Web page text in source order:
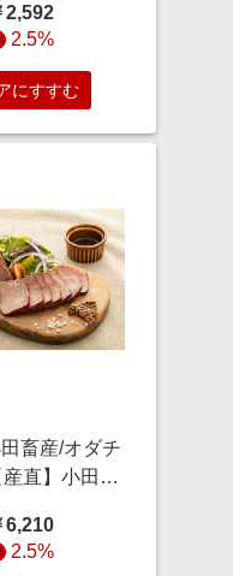
【三越伊勢
公式】
2,592
2.5%
にすすむ
畜産/オダチ
直】小田牛
主菜【三越伊
/公式】
6,210
2.5%